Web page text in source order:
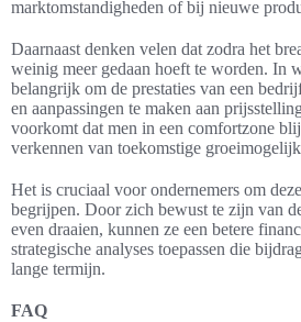
marktomstandigheden of bij nieuwe
Daarnaast denken velen dat zodra het
weinig meer gedaan hoeft te worden. In
belangrijk om de prestaties van een
en aanpassingen te maken aan
voorkomt dat men in een comfortzone
verkennen van toekomstige
Het is cruciaal voor ondernemers om
begrijpen. Door zich bewust te zijn van
even draaien, kunnen ze een betere
strategische analyses toepassen die
lange termijn.
FAQ